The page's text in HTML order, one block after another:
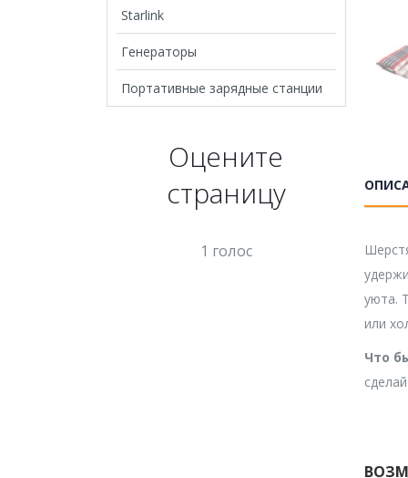
уюта.
или
Что
Starlink
Генераторы
Портативные зарядные станции
Оцените
страницу
1 голос